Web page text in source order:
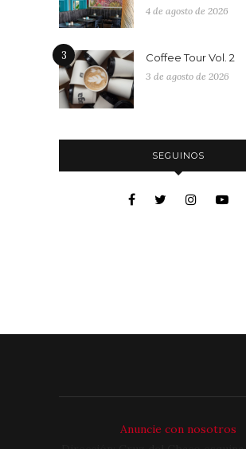
4 de agosto de 2026
3 Coffee Tour Vol. 2
3 de agosto de 2026
SEGUINOS
Anuncie con nosotros